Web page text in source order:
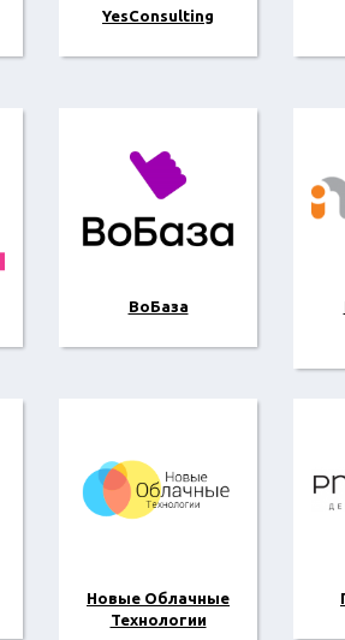
YesConsulting
ВоБаза
Новые Облачные
Технологии